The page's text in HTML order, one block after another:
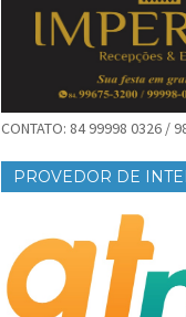
CONTATO: 84 99998 0326 /
PROVEDOR DE